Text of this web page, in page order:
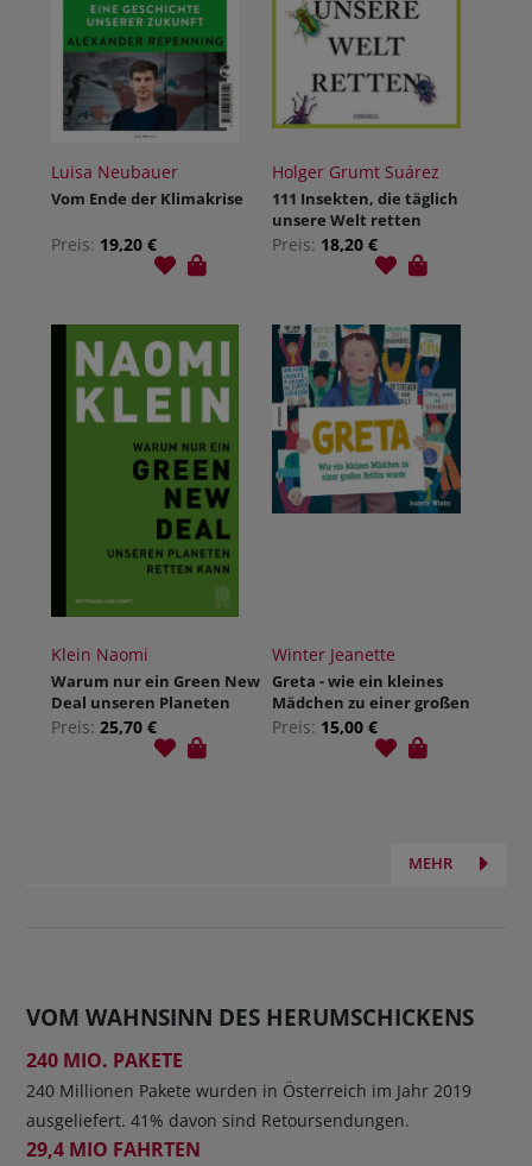
Luisa Neubauer
Vom Ende der Klimakrise
Preis: 19,20 €
Holger Grumt Suárez
111 Insekten, die täglich
unsere Welt retten
Preis: 18,20 €
Klein Naomi
Warum nur ein Green New
Deal unseren Planeten
retten kann 04.11.2019.
Preis: 25,70 €
Winter Jeanette
Greta - wie ein kleines
Mädchen zu einer großen
Heldin wurde
Preis: 15,00 €
MEHR
VOM WAHNSINN DES HERUMSCHICKENS
240 MIO. PAKETE
240 Millionen Pakete wurden in Österreich im Jahr 2019
ausgeliefert. 41% davon sind Retoursendungen.
29,4 MIO FAHRTEN